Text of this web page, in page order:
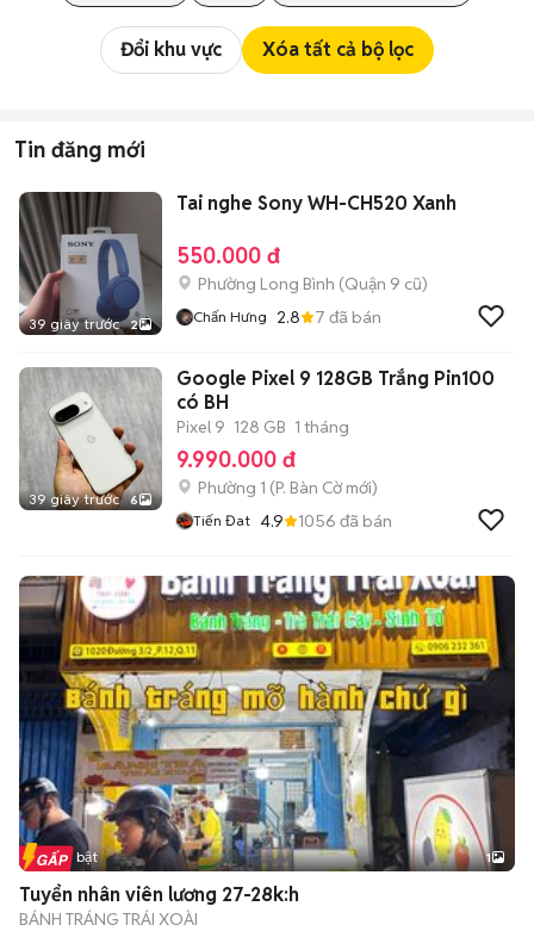
Đổi khu vực Xóa tất cả bộ lọc
Tin đăng mới
39 giây trước 2
Tai nghe Sony WH-CH520 Xanh
550.000 đ
Phường Long Bình (Quận 9 cũ)
Chấn Hưng 2.8 7 đã bán
39 giây trước 6
Google Pixel 9 128GB Trắng Pin100
có BH
Pixel 9 128 GB 1 tháng
9.990.000 đ
Phường 1 (P. Bàn Cờmới)
Tiến Đat 4.9 1056 đã bán
Tin nổi bật 1
Tuyển nhân viên lương 27-28k:h
BÁNH TRÁNG TRÁI XOÀI